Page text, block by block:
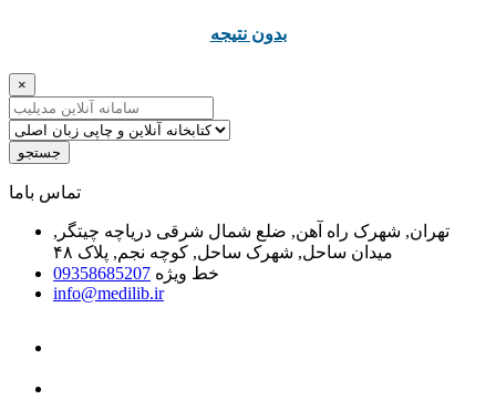
ﺑﺪﻭﻥ ﻧﺘﯿﺠﻪ
×
جستجو
ﺗﻤﺎﺱ ﺑﺎﻣﺎ
تهران, شهرک راه آهن, ضلع شمال شرقی دریاچه چیتگر,
میدان ساحل, شهرک ساحل, کوچه نجم, پلاک ۴۸
خط ویژه 09358685207
info@medilib.ir